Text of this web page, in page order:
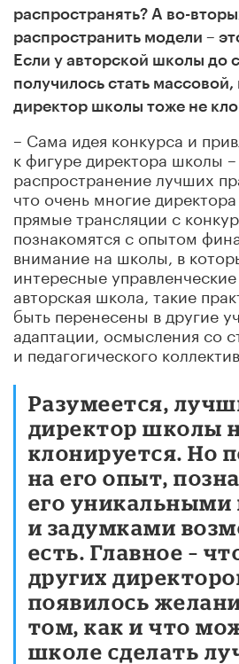
распространять? А во-
распространить модели –
Если у авторской школы до
получилось стать
директор школы тоже не
– Сама идея конкурса и
к фигуре директора школы
распространение лучших
что очень многие
прямые трансляции с
познакомятся с опытом
внимание на школы, в
интересные
авторская школа, такие
быть перенесены в другие
адаптации, осмысления со
и педагогического
Разумеется,
директор школы
клонируется. Но
на его опыт,
его уникальными
и задумками
есть. Главное –
других
появилось
том, как и что
школе сделать